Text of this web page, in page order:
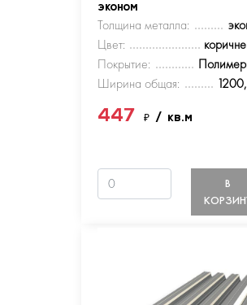
эконом
Толщина металла:
Цвет:
Покрытие:
Ширина общая:
447₽/ кв.м
В